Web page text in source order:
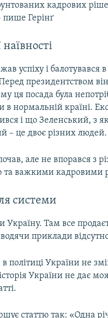
кадрових
пише Герінґ
успіху і балотувався
президентством
ця посада була
в нормальній країні.
і що Зеленський, з
– це двоє різних людей.
але не впорався з
та важкими кадровими
системи
Там все
приклади
політиці України не
України не дає
статтю так: «Одна